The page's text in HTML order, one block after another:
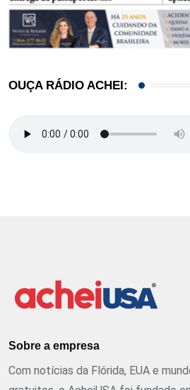
OUÇA RÁDIO ACHEI:
Sobre a empresa
Com notícias da Flórida, EUA e